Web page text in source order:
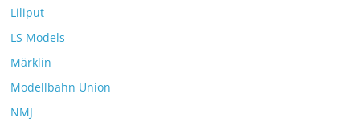
Liliput
LS Models
Märklin
Modellbahn Union
NMJ